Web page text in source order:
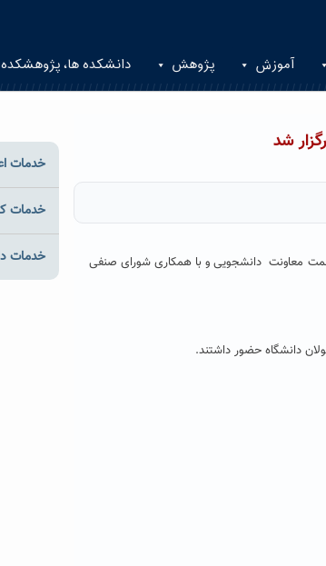
آموزش پژوهش دانشکده ها،
شد
معاونت دانشجویی و با همکاری شورای صنفی
دانشگاه حضور داشتند.
خدمات
خدمات
خدمات